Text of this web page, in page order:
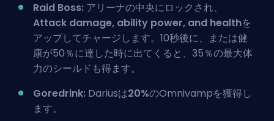
Raid Boss: アリーナの中央にロックされ、
Attack damage, ability power, and healthを
アップしてチャージします。10秒後に、または健
康が50％に達した時に出てくると、35％の最大体
力のシールドも得ます。
Goredrink: Dariusは20%のOmnivampを獲得し
ます。